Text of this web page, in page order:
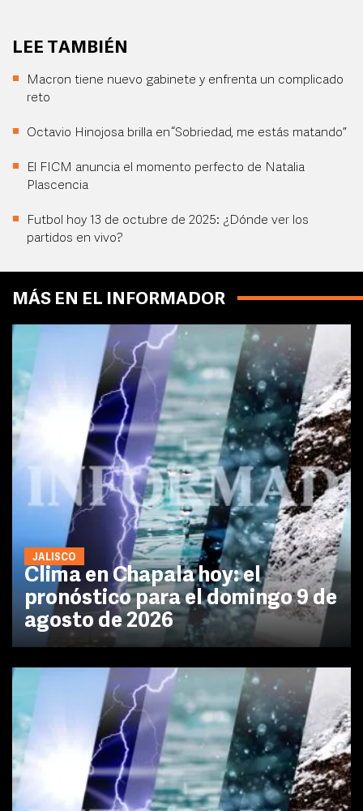
LEE TAMBIÉN
Macron tiene nuevo gabinete y enfrenta un complicado
reto
Octavio Hinojosa brilla en “Sobriedad, me estás matando”
El FICM anuncia el momento perfecto de Natalia
Plascencia
Futbol hoy 13 de octubre de 2025: ¿Dónde ver los
partidos en vivo?
MÁS EN EL INFORMADOR
JALISCO
Clima en Chapala hoy: el
pronóstico para el domingo 9 de
agosto de 2026